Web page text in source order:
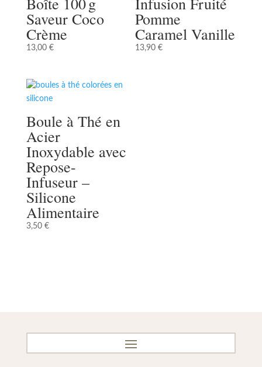
Saveur Coco
Crème
13,00 €
Pomme
Caramel Vanille
13,90€
Boule à Thé en
Acier
Inoxydable avec
Repose-
Infuseur –
Silicone
Alimentaire
3,50 €